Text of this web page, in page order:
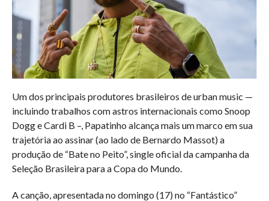
Um dos principais produtores brasileiros de urban music —
incluindo trabalhos com astros internacionais como Snoop
Dogg e Cardi B –, Papatinho alcança mais um marco em sua
trajetória ao assinar (ao lado de Bernardo Massot) a
produção de “Bate no Peito”, single oficial da campanha da
Seleção Brasileira para a Copa do Mundo.
A canção, apresentada no domingo (17) no “Fantástico”